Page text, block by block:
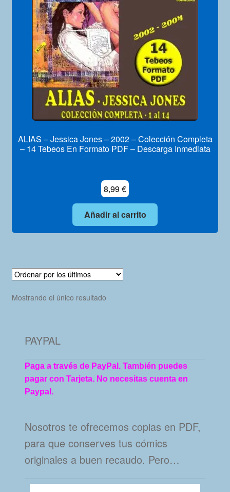
Mi Cuenta
ALIAS – Jessica Jones – 2002 – Colección Completa
– 14 Tebeos En Formato PDF – Descarga Inmediata
8,99€
Añadir al carrito
Mostrando el único resultado
PAYPAL
Paga a través de PayPal. También puedes
pagar con Tarjeta. No necesitas cuenta en
Paypal.
Nosotros te ofrecemos copias en PDF,
para que conserves tus cómics
originales a buen recaudo. Pero…